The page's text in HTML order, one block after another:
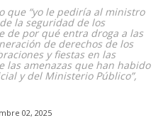
que “yo le pediría al ministro
la seguridad de los
de por qué entra droga a las
de derechos de los
y fiestas en las
las amenazas que han habido
y del Ministerio Público”,
02, 2025